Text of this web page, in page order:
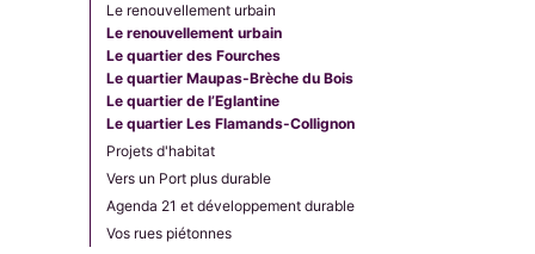
Le renouvellement urbain
Le renouvellement urbain
Le quartier des Fourches
Le quartier Maupas-Brèche du Bois
Le quartier de l’Eglantine
Le quartier Les Flamands-Collignon
Projets d'habitat
Vers un Port plus durable
Agenda 21 et développement durable
Vos rues piétonnes